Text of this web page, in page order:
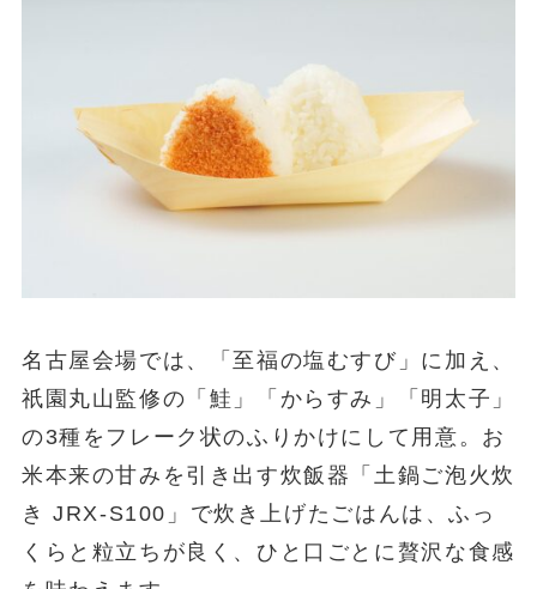
名古屋会場では、「至福の塩むすび」に加え、
祇園丸山監修の「鮭」「からすみ」「明太子」
の3種をフレーク状のふりかけにして用意。お
米本来の甘みを引き出す炊飯器「土鍋ご泡火炊
き JRX-S100」で炊き上げたごはんは、ふっ
くらと粒立ちが良く、ひと口ごとに贅沢な食感